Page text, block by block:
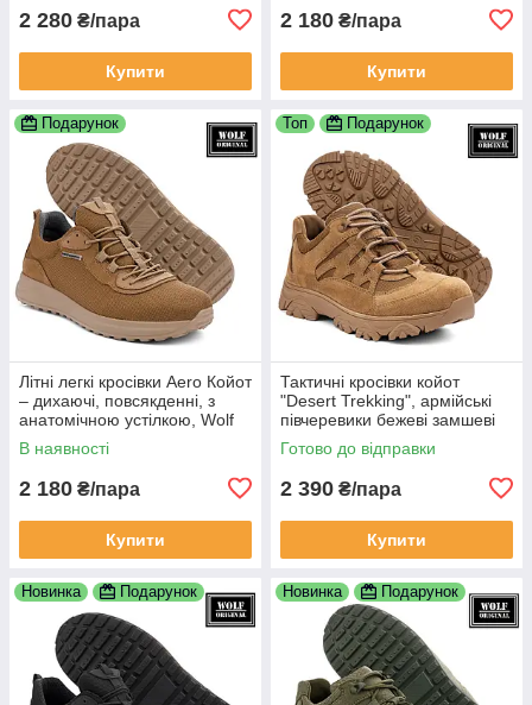
2 280 ₴/пара
Купити
2 180 ₴/пара
Купити
Подарунок
Літні легкі кросівки Aero Койот
– дихаючі, повсякденні, з
анатомічною устілкою, Wolf
Original
В наявності
2 180 ₴/пара
Купити
Топ Подарунок
Тактичні кросівки койот
"Desert Trekking", армійські
півчеревики бежеві замшеві
Готово до відправки
2 390 ₴/пара
Купити
Новинка Подарунок Новинка Подарунок